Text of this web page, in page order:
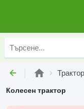
Колесен трактор